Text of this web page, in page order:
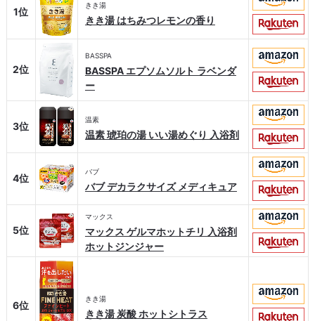
1位
きき湯
きき湯 はちみつレモンの香り
2位
BASSPA
BASSPA エプソムソルト ラベンダ
ー
3位
温素
温素 琥珀の湯 いい湯めぐり 入浴剤
4位
バブ
バブ デカラクサイズ メディキュア
5位
マックス
マックス ゲルマホットチリ 入浴剤
ホットジンジャー
6位
きき湯
きき湯 炭酸 ホットシトラス